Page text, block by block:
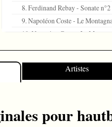
8. Ferdinand Rebay - Sonate
9. Napoléon Coste - Le
10. Napoléon Coste - Le
13. Barna Kováts - Sonatine
Artistes
pour